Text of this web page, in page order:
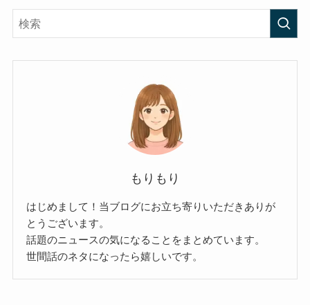
もりもり
はじめまして！当ブログにお立ち寄りいただきありが
とうございます。
話題のニュースの気になることをまとめています。
世間話のネタになったら嬉しいです。